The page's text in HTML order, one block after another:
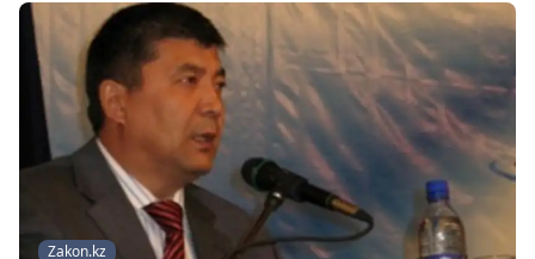
Zakon.kz